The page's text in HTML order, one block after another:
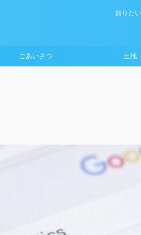
知りた
ごあいさつ 土地